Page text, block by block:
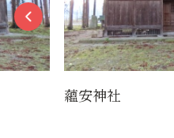
蘊安神社